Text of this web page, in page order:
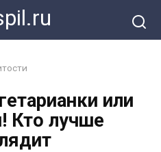
или
Кто лучше